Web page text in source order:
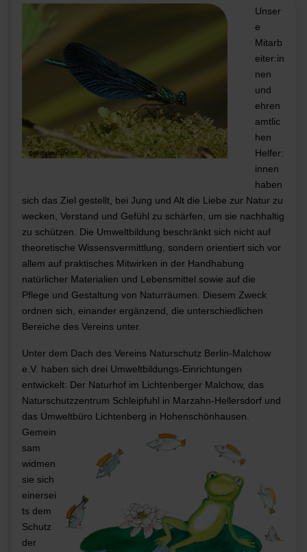
Unser
e
Mitarb
eiter:in
nen
und
ehren
amtlic
hen
Helfer:
innen
haben
sich das Ziel gestellt, bei Jung und Alt die Liebe zur Natur zu
wecken, Verstand und Gefühl zu schärfen, um sie nachhaltig
zu schützen. Die Umweltbildung beschränkt sich nicht auf
theoretische Wissensvermittlung, sondern orientiert sich vor
allem auf praktisches Mitwirken in der Handhabung
natürlicher Materialien und Lebensmittel sowie auf die
Pflege und Gestaltung von Naturräumen. Diesem Zweck
ordnen sich, einander ergänzend, die unterschiedlichen
Bereiche des Vereins unter.
Unter dem Dach des Vereins Naturschutz Berlin-Malchow
e.V. haben sich drei Umweltbildungs-Einrichtungen
entwickelt: Der Naturhof im Lichtenberger Malchow, das
Naturschutzzentrum Schleipfuhl in Marzahn-Hellersdorf und
das Umweltbüro Lichtenberg in Hohenschönhausen.
Gemein
sam
widmen
sie sich
einersei
ts dem
Schutz
der